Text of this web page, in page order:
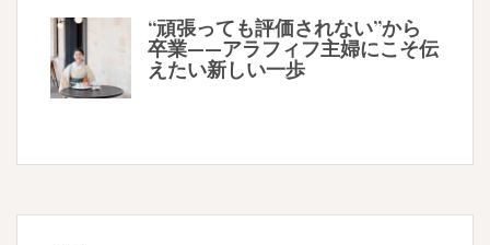
“頑張っても評価されない”から
卒業——アラフィフ主婦にこそ伝
えたい新しい一歩